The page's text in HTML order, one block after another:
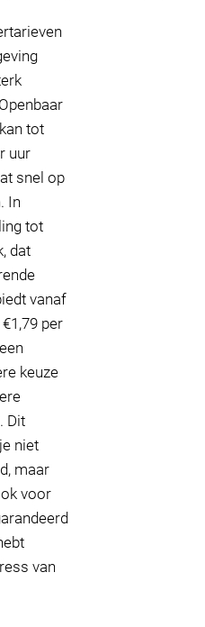
tot
uur
snel op
In
tot
dat
vanaf
per
keuze
Dit
niet
maar
voor
van